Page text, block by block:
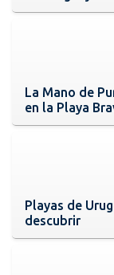
La Mano de
en la Playa
Playas de
descubrir